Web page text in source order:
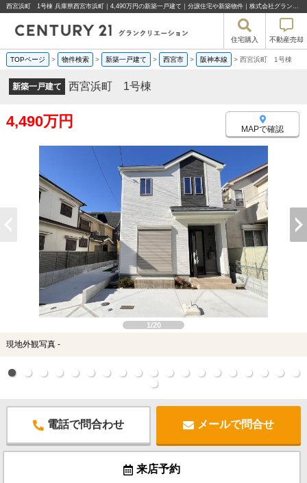
西宮浜町 1号棟 兵庫県西宮市浜町｜4,490万円の新築一戸建て｜分譲住宅や新築物件｜株式会社グランクリエーション
住宅購入 不動産売却
TOPページ > 物件検索 > 新築一戸建て > 西宮市 > 阪神本線 > 西宮浜町 1号棟
新築一戸建て 西宮浜町 1号棟
4,490万円 MAPで確認
1/20
現地外観写真 -
電話で問合わせ メールで問合せ
来店予約